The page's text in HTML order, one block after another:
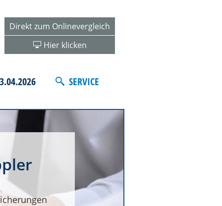
SERVICE
Direkt zum Onlinevergleich
Hier klicken